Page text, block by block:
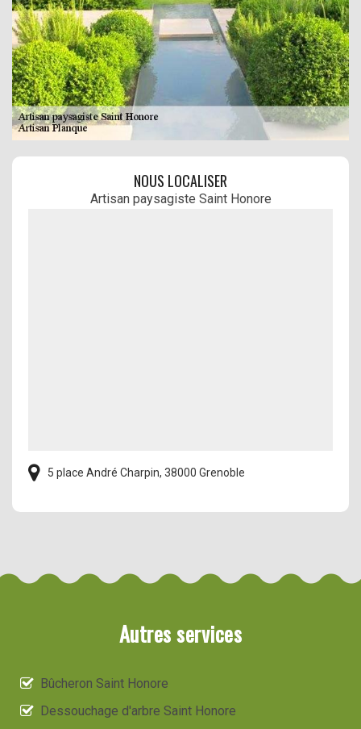
NOUS LOCALISER
Artisan paysagiste Saint Honore
5 place André Charpin, 38000 Grenoble
Autres services
Bûcheron Saint Honore
Dessouchage d'arbre Saint Honore